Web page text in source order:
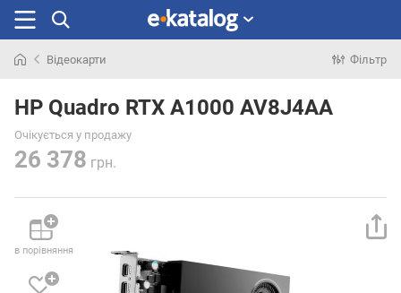
раніше
Відеокарти Фільтр
HP Quadro RTX A1000 AV8J4AA
Очікується у продажу
26 378 грн.
в порівняння